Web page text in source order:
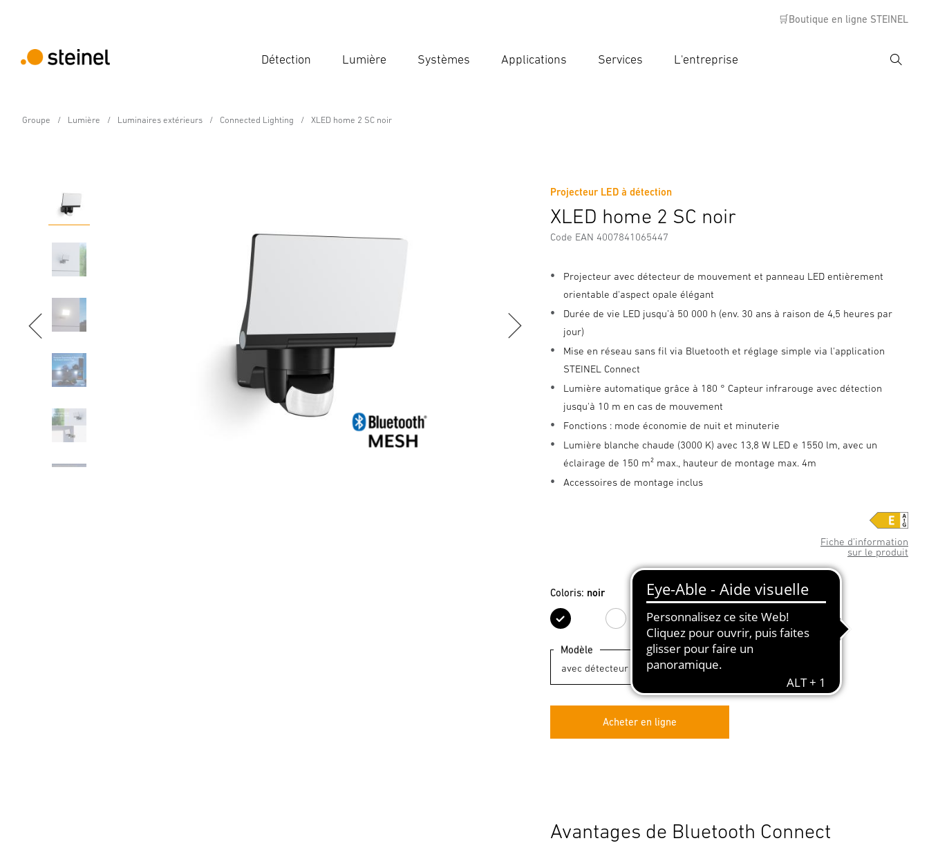
🛒Boutique en ligne STEINEL
Détection Lumière Systèmes Applications Services L'entreprise
Groupe Lumière Luminaires extérieurs Connected Lighting XLED home 2 SC noir
Projecteur LED à détection
XLED home 2 SC noir
Code EAN 4007841065447
Projecteur avec détecteur de mouvement et panneau LED entièrement
orientable d'aspect opale élégant
Durée de vie LED jusqu’à 50 000 h (env. 30 ans à raison de 4,5 heures par
jour)
Mise en réseau sans fil via Bluetooth et réglage simple via l'application
STEINEL Connect
Lumière automatique grâce à 180 ° Capteur infrarouge avec détection
jusqu'à 10 m en cas de mouvement
Fonctions : mode économie de nuit et minuterie
Lumière blanche chaude (3000 K) avec 13,8 W LED e 1550 lm, avec un
éclairage de 150 m² max., hauteur de montage max. 4m
Accessoires de montage inclus
Fiche d’information
sur le produit
Coloris: noir
noir blanc anthraciteargenté
Modèle
Acheter en ligne
Caractéristiques Consignes de Sécurité et Avertissements Informations sur le fabricant
Avantages de Bluetooth Connect